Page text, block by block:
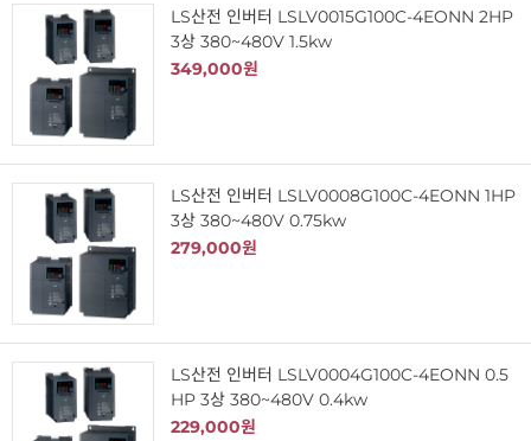
LS산전 인버터 LSLV0015G100C-4EONN 2HP
3상 380~480V 1.5kw
349,000원
LS산전 인버터 LSLV0008G100C-4EONN 1HP
3상 380~480V 0.75kw
279,000원
LS산전 인버터 LSLV0004G100C-4EONN 0.5
HP 3상 380~480V 0.4kw
229,000원